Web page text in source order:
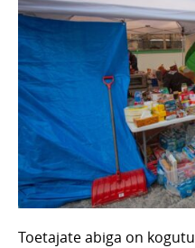
Toetajate abiga on